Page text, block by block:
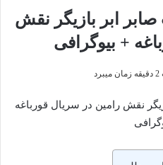
ابر بازیگر نقش
+ بیوگرافی
نقش رامین در سریال قورباغه